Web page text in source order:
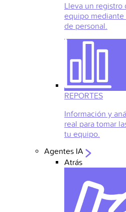
Lleva un registro
equipo mediante
de personal.
REPORTES
Información y
real para tomar
tu equipo.
Agentes IA
Atrás